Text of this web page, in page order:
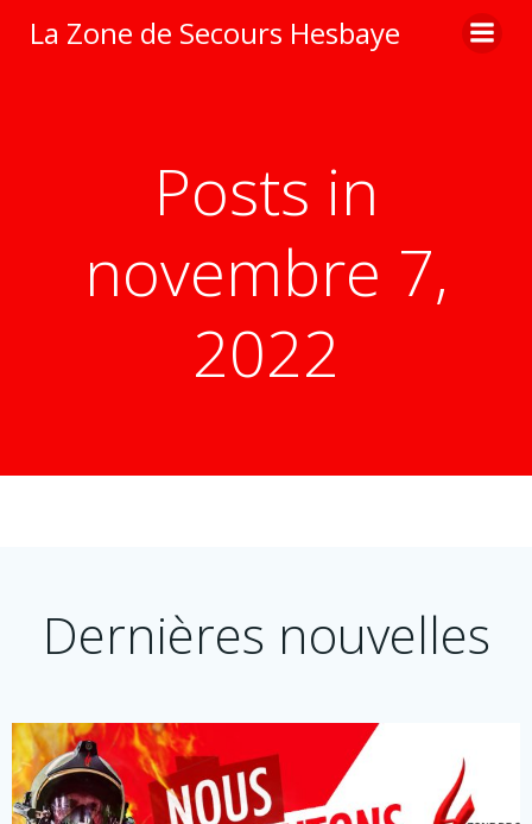
au
La Zone de Secours Hesbaye
Posts in
novembre 7,
2022
Dernières nouvelles